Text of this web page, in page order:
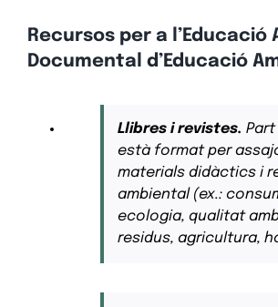
Recursos per a
Documental d’Educació
Llibres i revistes.
està format per
materials didàctics i
ambiental (ex.:
ecologia, qualitat
residus, agricultura,